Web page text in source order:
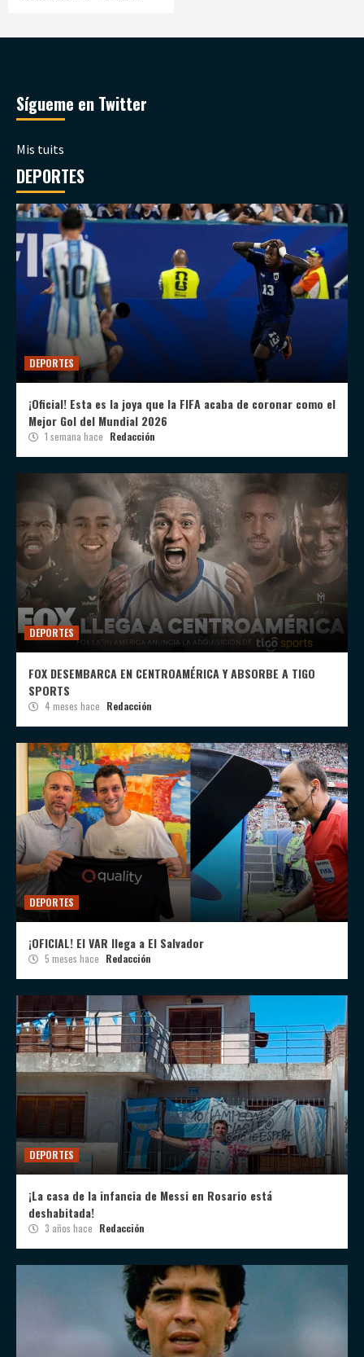
Sígueme en Twitter
Mis tuits
DEPORTES
DEPORTES
¡Oficial! Esta es la joya que la FIFA acaba de coronar como el
Mejor Gol del Mundial 2026
1 semana hace Redacción
DEPORTES
FOX DESEMBARCA EN CENTROAMÉRICA Y ABSORBE A TIGO
SPORTS
4 meses hace Redacción
DEPORTES
¡OFICIAL! El VAR llega a El Salvador
5 meses hace Redacción
DEPORTES
¡La casa de la infancia de Messi en Rosario está
deshabitada!
3 años hace Redacción